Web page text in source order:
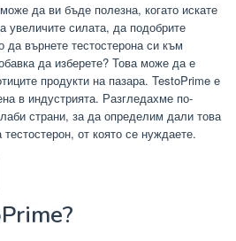
да ви бъде полезна, когато искате
увеличите силата, да подобрите
да върнете тестостерона си към
да изберете? Това може да е
продукти на пазара. TestoPrime е
в индустрията. Разгледахме по-
страни, за да определим дали това
от която се нуждаете.